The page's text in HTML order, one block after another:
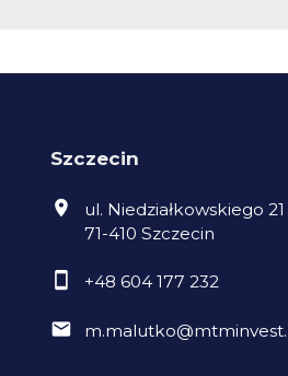
Szczecin
ul. Niedziałkowskiego
71-410 Szczecin
+48 604 177 232